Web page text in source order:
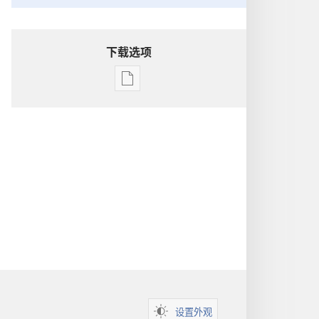
下载选项
电
设置外观